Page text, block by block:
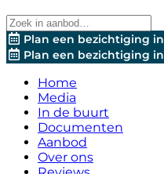
Plan een bezichtiging in
Plan een bezichtiging in
Home
Media
In de buurt
Documenten
Aanbod
Over ons